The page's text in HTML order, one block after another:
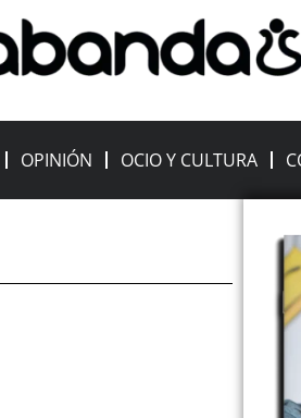
OPINIÓN OCIO Y CULTURA